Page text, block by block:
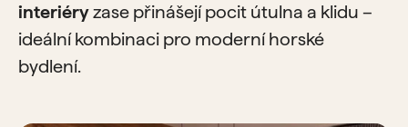
interiéryzase přinášejí pocit útulna a klidu –
ideální kombinaci pro moderní horské
bydlení.